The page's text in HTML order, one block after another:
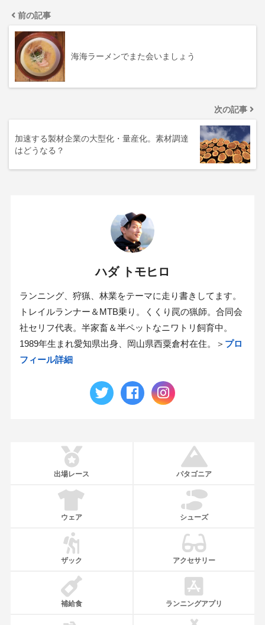
前の記事
海海ラーメンでまた会いましょう
次の記事
加速する製材企業の大型化・量産化。素材調達
はどうなる？
ハダ トモヒロ
ランニング、狩猟、林業をテーマに走り書きしてます。
トレイルランナー＆MTB乗り。くくり罠の猟師。合同会
社セリフ代表。半家畜＆半ペットなニワトリ飼育中。
1989年生まれ愛知県出身、岡山県西粟倉村在住。＞ プロ
フィール詳細
出場レース パタゴニア
ウェア シューズ
ザック アクセサリー
補給食 ランニングアプリ